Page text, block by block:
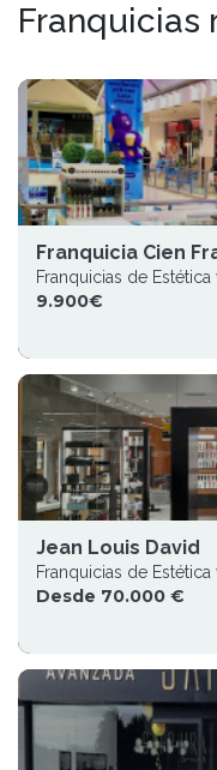
Franquicias
Franquicia Cien
Franquicias de
9.900€
Jean Louis David
Franquicias de
Desde 70.000 €